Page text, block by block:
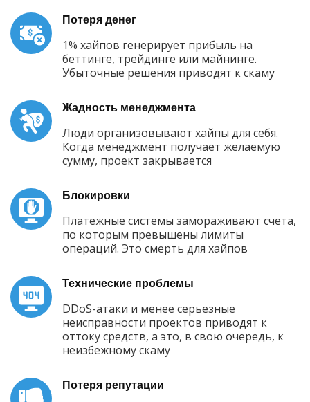
Потеря денег
1% хайпов генерирует прибыль на
беттинге, трейдинге или майнинге.
Убыточные решения приводят к скаму
Жадность менеджмента
Люди организовывают хайпы для себя.
Когда менеджмент получает желаемую
сумму, проект закрывается
Блокировки
Платежные системы замораживают счета,
по которым превышены лимиты
операций. Это смерть для хайпов
Технические проблемы
DDoS-атаки и менее серьезные
неисправности проектов приводят к
оттоку средств, а это, в свою очередь, к
неизбежному скаму
Потеря репутации